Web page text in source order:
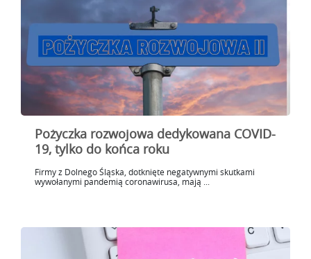
Pożyczka rozwojowa dedykowana COVID-
19, tylko do końca roku
Firmy z Dolnego Śląska, dotknięte negatywnymi skutkami
wywołanymi pandemią coronawirusa, mają ...